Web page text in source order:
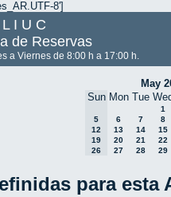
8']
L I U C
de Reservas
a Viernes de 8:00 h a 17:00 h.
May
Sun Mon Tue
1
5
6 7
8
12
13 14
15
19
20 21
22
26
27 28 29
para esta